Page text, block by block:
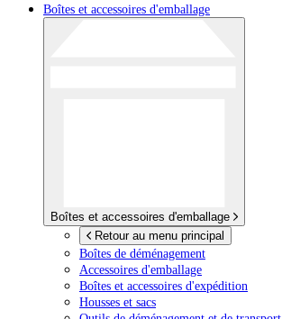
Boîtes et accessoires d'emballage
Boîtes et accessoires d'emballage
Retour au menu principal
Boîtes de déménagement
Accessoires d'emballage
Boîtes et accessoires d'expédition
Housses et sacs